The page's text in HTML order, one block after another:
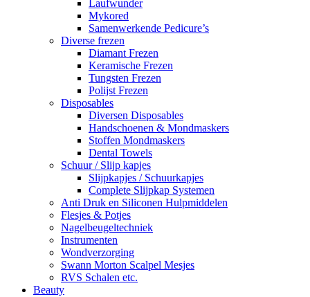
Laufwunder
Mykored
Samenwerkende Pedicure’s
Diverse frezen
Diamant Frezen
Keramische Frezen
Tungsten Frezen
Polijst Frezen
Disposables
Diversen Disposables
Handschoenen & Mondmaskers
Stoffen Mondmaskers
Dental Towels
Schuur / Slijp kapjes
Slijpkapjes / Schuurkapjes
Complete Slijpkap Systemen
Anti Druk en Siliconen Hulpmiddelen
Flesjes & Potjes
Nagelbeugeltechniek
Instrumenten
Wondverzorging
Swann Morton Scalpel Mesjes
RVS Schalen etc.
Beauty